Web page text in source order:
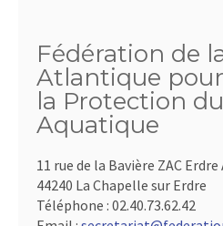
Fédération de
Atlantique
la Protection
Aquatique
11 rue de la Bavière ZAC
44240 La Chapelle sur Erdre
Téléphone : 02.40.73.62.42